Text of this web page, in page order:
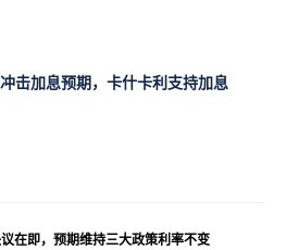
击加息预期，卡什卡利支持加息
在即，预期维持三大政策利率不变